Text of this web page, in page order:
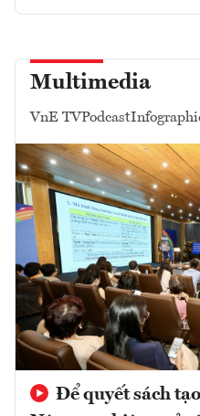
Multimedia
VnE TVPodcast
Để quyết sách